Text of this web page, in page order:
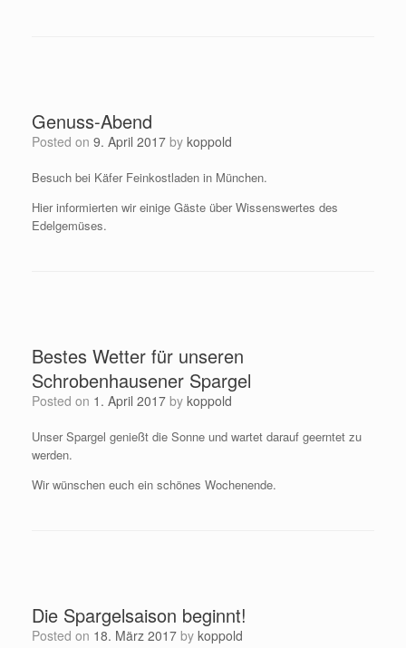
Genuss-Abend
Posted on 9. April 2017 by koppold
Besuch bei Käfer Feinkostladen in München.
Hier informierten wir einige Gäste über Wissenswertes des
Edelgemüses.
Bestes Wetter für unseren
Schrobenhausener Spargel
Posted on 1. April 2017 by koppold
Unser Spargel genießt die Sonne und wartet darauf geerntet zu
werden.
Wir wünschen euch ein schönes Wochenende.
Die Spargelsaison beginnt!
Posted on 18. März 2017 by koppold